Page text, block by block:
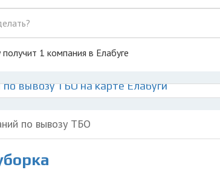
получит 1 компания в Елабуге
вывозу ТБО на карте Елабуги
по вывозу ТБО